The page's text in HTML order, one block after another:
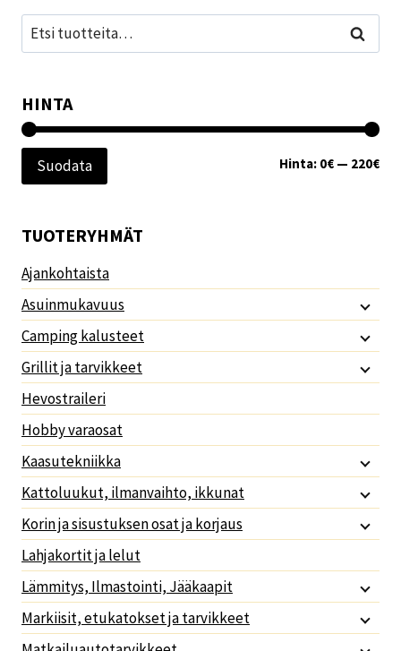
Etsi: Haku
HINTA
Suodata Hinta: 0€ — 220€
TUOTERYHMÄT
Ajankohtaista
Asuinmukavuus
Camping kalusteet
Grillit ja tarvikkeet
Hevostraileri
Hobby varaosat
Kaasutekniikka
Kattoluukut, ilmanvaihto, ikkunat
Korin ja sisustuksen osat ja korjaus
Lahjakortit ja lelut
Lämmitys, Ilmastointi, Jääkaapit
Markiisit, etukatokset ja tarvikkeet